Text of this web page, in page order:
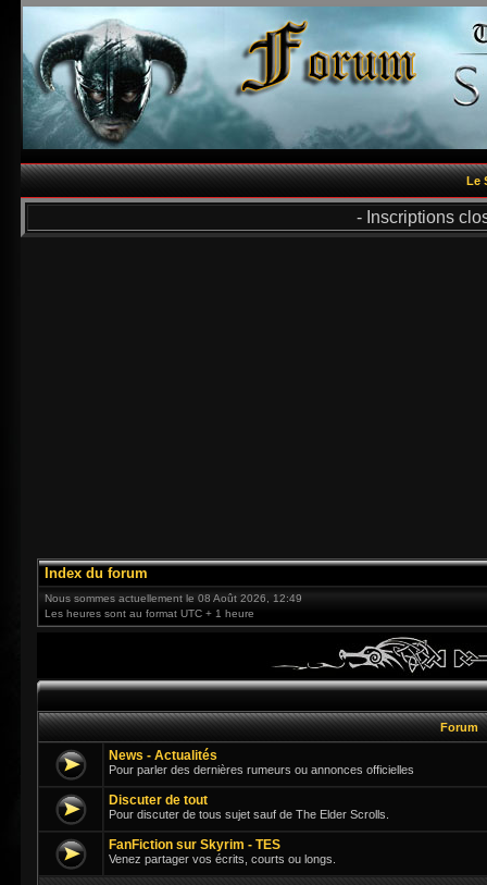
Le
- Inscriptions
Index du forum
Nous sommes actuellement le 08 Août 2026, 12:49
Les heures sont au format UTC + 1 heure
Forum
News - Actualités
Pour parler des dernières rumeurs ou annonces officielles
Discuter de tout
Pour discuter de tous sujet sauf de The Elder Scrolls.
FanFiction sur Skyrim - TES
Venez partager vos écrits, courts ou longs.